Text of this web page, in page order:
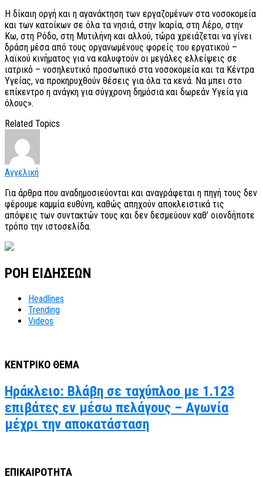
Η δίκαιη οργή και η αγανάκτηση των εργαζομένων στα νοσοκομεία
και των κατοίκων σε όλα τα νησιά, στην Ικαρία, στη Λέρο, στην
Κω, στη Ρόδο, στη Μυτιλήνη και αλλού, τώρα χρειάζεται να γίνει
δράση μέσα από τους οργανωμένους φορείς του εργατικού –
λαϊκού κινήματος για να καλυφτούν οι μεγάλες ελλείψεις σε
ιατρικό – νοσηλευτικό προσωπικό στα νοσοκομεία και τα Κέντρα
Υγείας, να προκηρυχθούν θέσεις για όλα τα κενά. Να μπει στο
επίκεντρο η ανάγκη για σύγχρονη δημόσια και δωρεάν Υγεία για
όλους».
Related Topics
Αγγελική
Για άρθρα που αναδημοσιεύονται και αναγράφεται η πηγή τους δεν
φέρουμε καμμία ευθύνη, καθώς απηχούν αποκλειστικά τις
απόψεις των συντακτών τους και δεν δεσμεύουν καθ’ οιονδήποτε
τρόπο την ιστοσελίδα.
ΡΟΗ ΕΙΔΗΣΕΩΝ
Headlines
Trending
Videos
ΚΕΝΤΡΙΚΟ ΘΕΜΑ
Ηράκλειο: Βλάβη σε ταχύπλοο με 1.123
επιβάτες εν μέσω πελάγους – Αγωνία
μέχρι την αποκατάσταση
ΕΠΙΚΑΙΡΟΤΗΤΑ